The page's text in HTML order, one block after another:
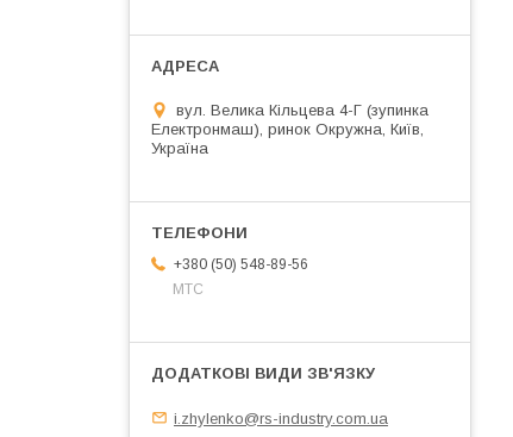
вул. Велика Кільцева 4-Г (зупинка
Електронмаш), ринок Окружна, Київ,
Україна
+380 (50) 548-89-56
МТС
i.zhylenko@rs-industry.com.ua